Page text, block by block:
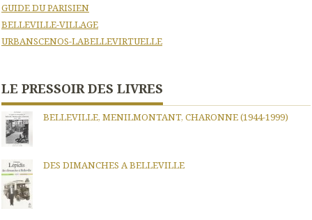
GUIDE DU PARISIEN
BELLEVILLE-VILLAGE
URBANSCENOS-LABELLEVIRTUELLE
LE PRESSOIR DES LIVRES
BELLEVILLE, MENILMONTANT, CHARONNE (1944-1999)
DES DIMANCHES A BELLEVILLE